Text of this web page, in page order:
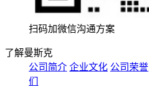
扫码加微信沟通方案
了解曼斯克
公司简介 企业文化 公司荣誉
们